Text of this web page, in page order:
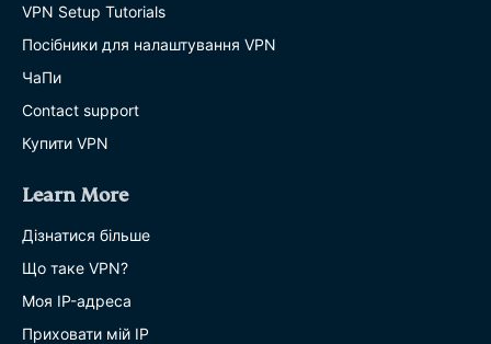
VPN Setup Tutorials
Посібники для налаштування VPN
ЧаПи
Contact support
Купити VPN
Learn More
Дізнатися більше
Що таке VPN?
Моя IP-адреса
Приховати мій IP